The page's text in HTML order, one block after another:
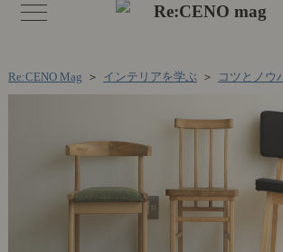
toggle
navigation
Re:CENO Mag ＞ インテリアを学ぶ ＞ コツとノウ